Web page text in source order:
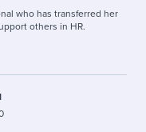
who has transferred her
others in HR.